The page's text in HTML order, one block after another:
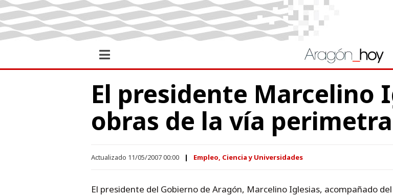
El presidente Marcelino
obras de la vía
Actualizado 11/05/2007 00:00 Empleo, Ciencia y Universidades
El presidente del Gobierno de Aragón, Marcelino Iglesias, acompañado